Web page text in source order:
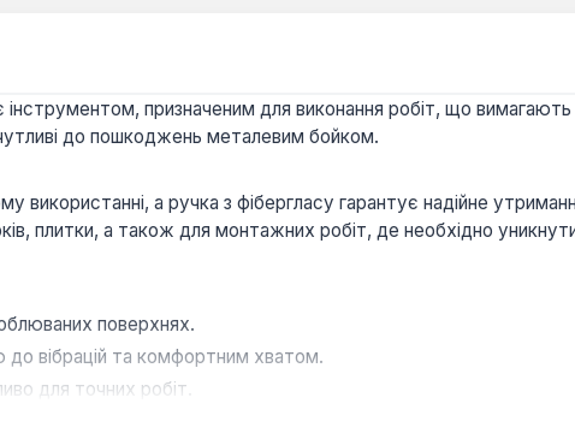
призначеним для виконання робіт, що вимагають
до пошкоджень металевим бойком.
а ручка з фібергласу гарантує надійне
плитки, а також для монтажних робіт, де необхідно
поверхнях.
до вібрацій та комфортним хватом.
для точних робіт.